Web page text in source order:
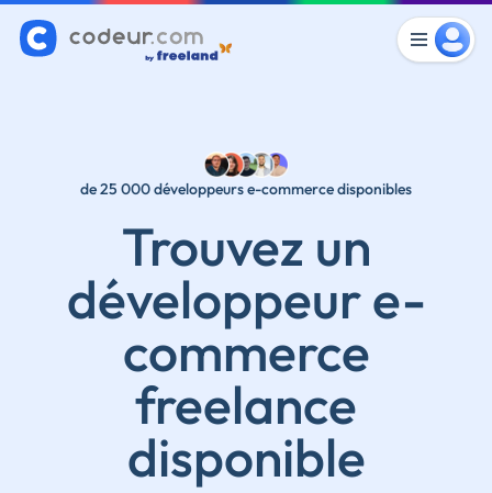
de 25 000 développeurs e-commerce disponibles
Trouvez un
développeur e-
commerce
freelance
disponible